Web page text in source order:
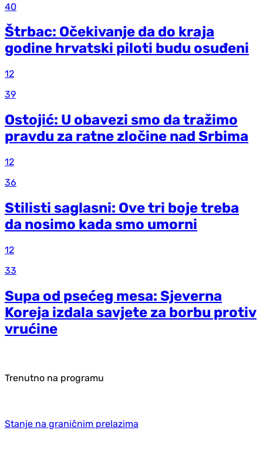
40
Štrbac: Očekivanje da do kraja
godine hrvatski piloti budu osuđeni
12
39
Ostojić: U obavezi smo da tražimo
pravdu za ratne zločine nad Srbima
12
36
Stilisti saglasni: Ove tri boje treba
da nosimo kada smo umorni
12
33
Supa od psećeg mesa: Sjeverna
Koreja izdala savjete za borbu protiv
vrućine
Trenutno na programu
Stanje na graničnim prelazima